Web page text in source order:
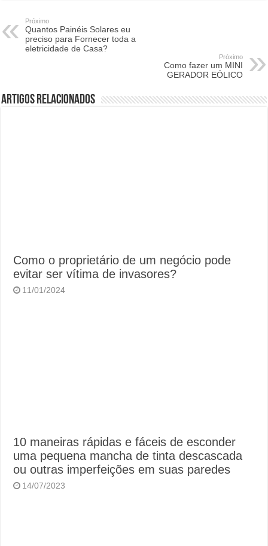
Próximo
Quantos Painéis Solares eu
preciso para Fornecer toda a
eletricidade de Casa?
Próximo
Como fazer um MINI
GERADOR EÓLICO
Artigos Relacionados
Como o proprietário de um negócio pode
evitar ser vítima de invasores?
11/01/2024
10 maneiras rápidas e fáceis de esconder
uma pequena mancha de tinta descascada
ou outras imperfeições em suas paredes
14/07/2023